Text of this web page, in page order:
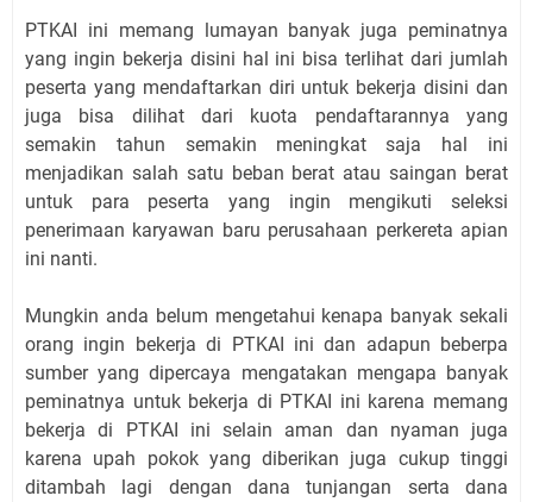
PTKAI ini memang lumayan banyak juga peminatnya
yang ingin bekerja disini hal ini bisa terlihat dari jumlah
peserta yang mendaftarkan diri untuk bekerja disini dan
juga bisa dilihat dari kuota pendaftarannya yang
semakin tahun semakin meningkat saja hal ini
menjadikan salah satu beban berat atau saingan berat
untuk para peserta yang ingin mengikuti seleksi
penerimaan karyawan baru perusahaan perkereta apian
ini nanti.
Mungkin anda belum mengetahui kenapa banyak sekali
orang ingin bekerja di PTKAI ini dan adapun beberpa
sumber yang dipercaya mengatakan mengapa banyak
peminatnya untuk bekerja di PTKAI ini karena memang
bekerja di PTKAI ini selain aman dan nyaman juga
karena upah pokok yang diberikan juga cukup tinggi
ditambah lagi dengan dana tunjangan serta dana